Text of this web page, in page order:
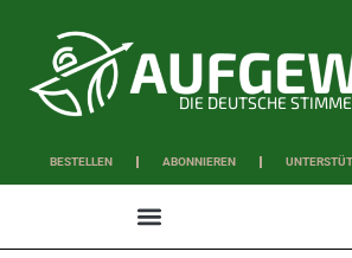
DIE DEUTSCHE STIMME
BESTELLEN ABONNIEREN